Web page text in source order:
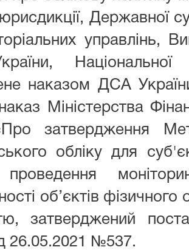
Державної
управлінь,
наказом ДСА
Міністерства
затвердження
обліку для
проведення
об’єктів
затверджений
26.05.2021 №537.